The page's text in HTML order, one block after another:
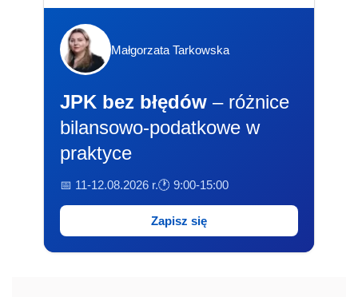
Małgorzata Tarkowska
JPK bez błędów – różnice
bilansowo-podatkowe w
praktyce
📅 11-12.08.2026 r.🕐 9:00-15:00
Zapisz się